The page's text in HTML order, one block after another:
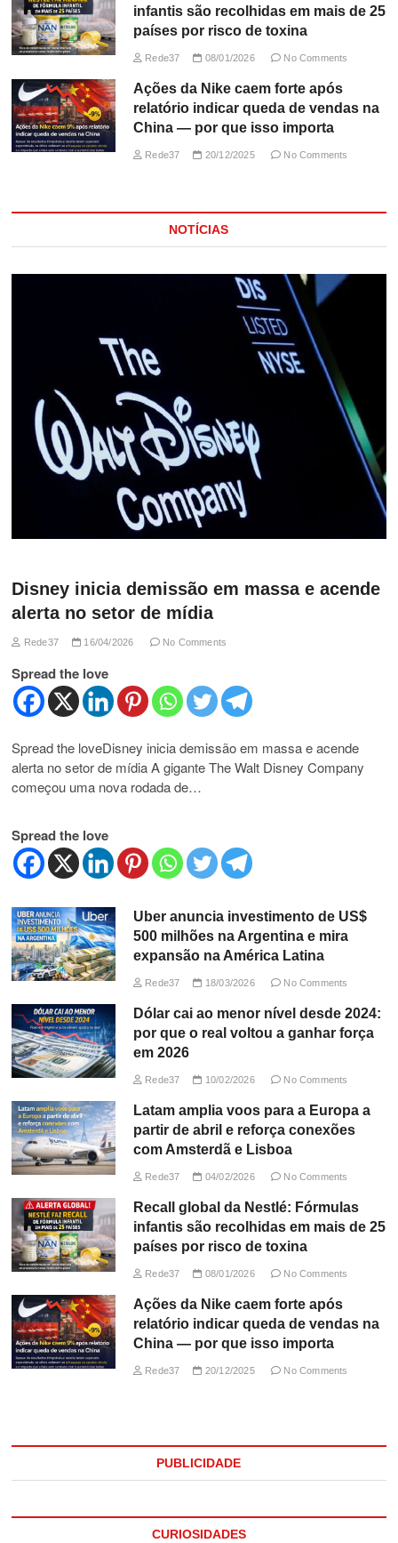
infantis são recolhidas em mais de 25
países por risco de toxina
Rede37 08/01/2026 No Comments
Ações da Nike caem forte após
relatório indicar queda de vendas na
China — por que isso importa
Rede37 20/12/2025 No Comments
NOTÍCIAS
Disney inicia demissão em massa e acende
alerta no setor de mídia
Rede37 16/04/2026 No Comments
Spread the love
Spread the loveDisney inicia demissão em massa e acende
alerta no setor de mídia A gigante The Walt Disney Company
começou uma nova rodada de…
Spread the love
Uber anuncia investimento de US$
500 milhões na Argentina e mira
expansão na América Latina
Rede37 18/03/2026 No Comments
Dólar cai ao menor nível desde 2024:
por que o real voltou a ganhar força
em 2026
Rede37 10/02/2026 No Comments
Latam amplia voos para a Europa a
partir de abril e reforça conexões
com Amsterdã e Lisboa
Rede37 04/02/2026 No Comments
Recall global da Nestlé: Fórmulas
infantis são recolhidas em mais de 25
países por risco de toxina
Rede37 08/01/2026 No Comments
Ações da Nike caem forte após
relatório indicar queda de vendas na
China — por que isso importa
Rede37 20/12/2025 No Comments
PUBLICIDADE
CURIOSIDADES